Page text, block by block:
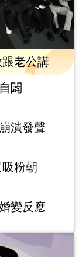
老公講
闢
潰發聲
粉朝
變反應